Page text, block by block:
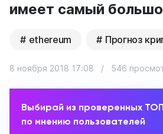
имеет самый
ethereum Прогноз
8 ноября 2018 17:08 / 546
Выбирай из проверенных
по мнению пользователей